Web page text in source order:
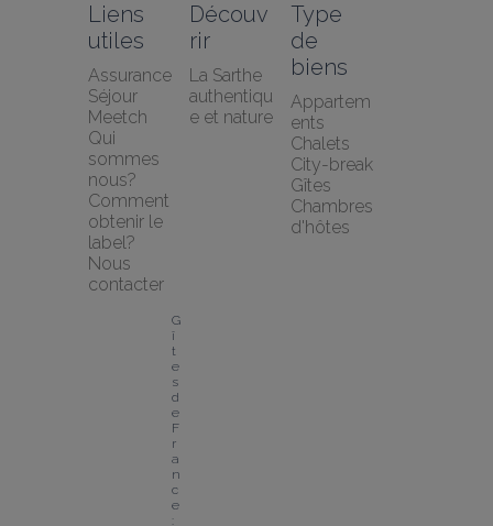
Liens
utiles
Assurance
Séjour
Meetch
Qui
sommes
nous?
Comment
obtenir le
label?
Nous
contacter
Découv
rir
La Sarthe
authentiqu
e et nature
Type
de
biens
Appartem
ents
Chalets
City-break
Gîtes
Chambres
d'hôtes
G
î
t
e
s
d
e
F
r
a
n
c
e
: